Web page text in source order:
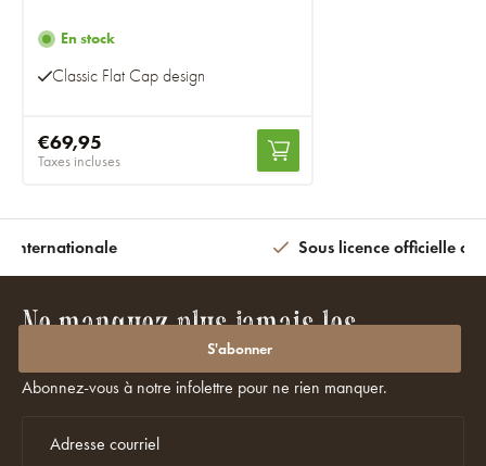
En stock
Classic Flat Cap design
€69,95
Taxes incluses
internationale Sous licence officielle
Ne manquez plus jamais les
promotions ou les réductions ?
Abonnez-vous à notre infolettre pour ne rien manquer.
S'abonner